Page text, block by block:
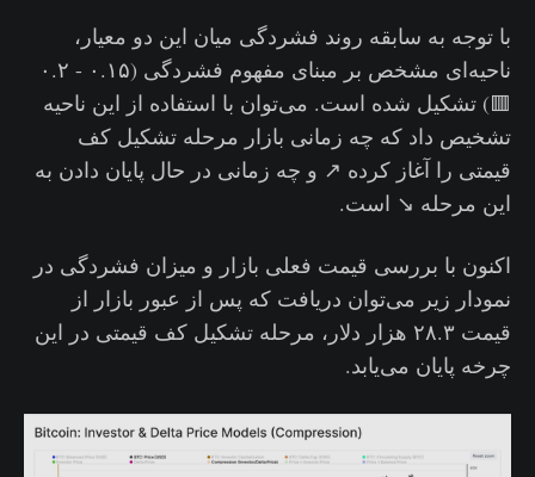
با توجه به سابقه روند فشردگی میان این دو معیار،
ناحیه‌ای مشخص بر مبنای مفهوم فشردگی (۰.۱۵ - ۰.۲
🟥) تشکیل شده است. می‌توان با استفاده از این ناحیه
تشخیص داد که چه زمانی بازار مرحله تشکیل کف
قیمتی را آغاز کرده ↗️ و چه زمانی در حال پایان دادن به
این مرحله ↘️ است.
اکنون با بررسی قیمت فعلی بازار و میزان فشردگی در
نمودار زیر می‌توان دریافت که پس از عبور بازار از
قیمت ۲۸.۳ هزار دلار، مرحله تشکیل کف قیمتی در این
چرخه پایان می‌یابد.